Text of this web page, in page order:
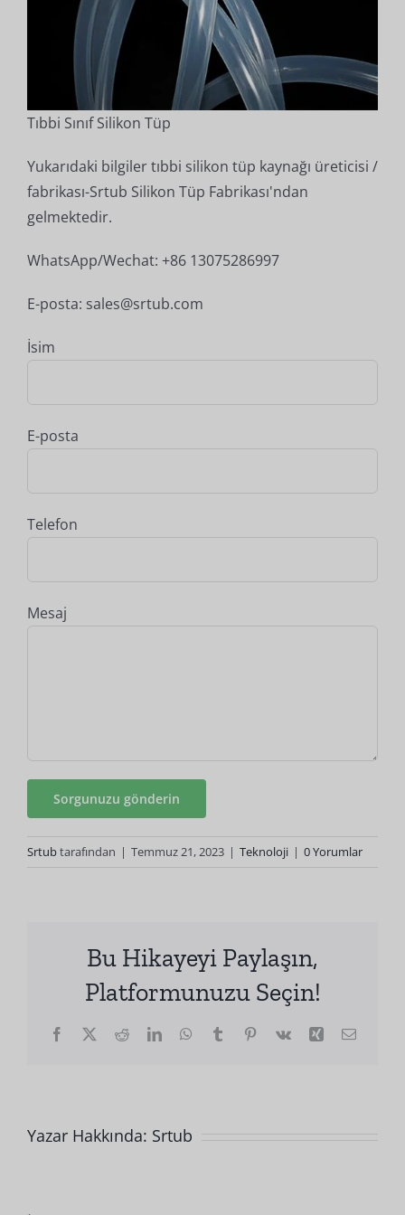
Tıbbi Sınıf Silikon Tüp
Yukarıdaki bilgiler tıbbi silikon tüp kaynağı üreticisi /
fabrikası-Srtub Silikon Tüp Fabrikası'ndan
gelmektedir.
WhatsApp/Wechat: +86 13075286997
E-posta: sales@srtub.com
İsim
E-posta
Telefon
Mesaj
Srtubtarafından | Temmuz 21, 2023 | Teknoloji | 0 Yorumlar
Bu Hikayeyi Paylaşın,
Platformunuzu Seçin!
Facebook
X RedditLinkedInWhatsApp
Tumblr Pinterest
Vk Xing E-
Yazar Hakkında: Srtub